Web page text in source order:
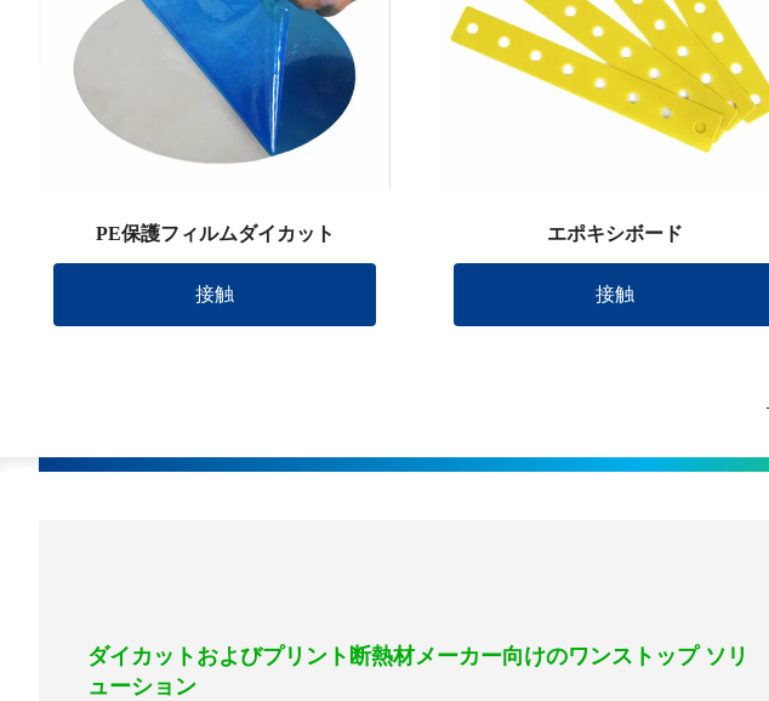
PE保護フィルムダイカット
接触
エポキシボード
接触
ダイカットおよびプリント断熱材メーカー向けのワンストップ ソリ
ューション